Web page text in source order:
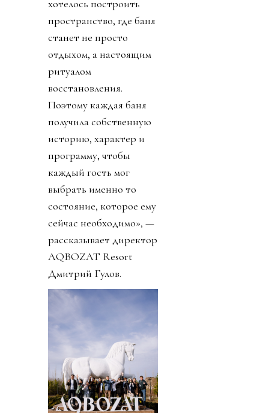
хотелось построить
пространство, где баня
станет не просто
отдыхом, а настоящим
ритуалом
восстановления.
Поэтому каждая баня
получила собственную
историю, характер и
программу, чтобы
каждый гость мог
выбрать именно то
состояние, которое ему
сейчас необходимо», —
рассказывает директор
AQBOZAT Resort
Дмитрий Гулов.